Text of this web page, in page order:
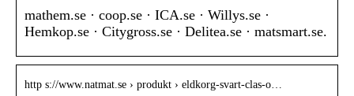
mathem.se · coop.se · ICA.se · Willys.se ·
Hemkop.se · Citygross.se · Delitea.se · matsmart.se.
http s://www.natmat.se › produkt › eldkorg-svart-clas-o…